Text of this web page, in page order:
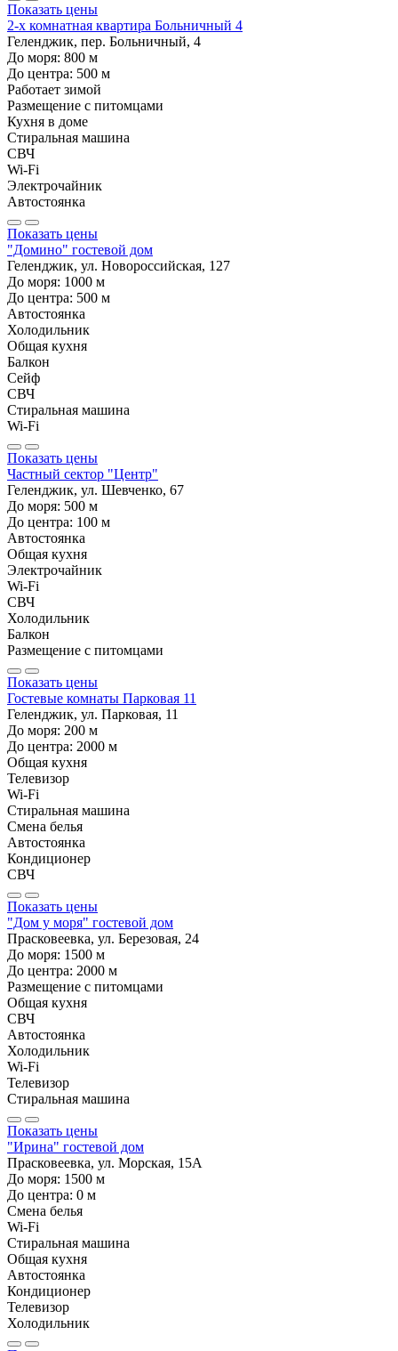
Показать цены
2-х комнатная квартира Больничный 4
Геленджик, пер. Больничный, 4
До моря: 800 м
До центра: 500 м
Работает зимой
Размещение с питомцами
Кухня в доме
Стиральная машина
СВЧ
Wi-Fi
Электрочайник
Автостоянка
Показать цены
"Домино" гостевой дом
Геленджик, ул. Новороссийская, 127
До моря: 1000 м
До центра: 500 м
Автостоянка
Холодильник
Общая кухня
Балкон
Сейф
СВЧ
Стиральная машина
Wi-Fi
Показать цены
Частный сектор "Центр"
Геленджик, ул. Шевченко, 67
До моря: 500 м
До центра: 100 м
Автостоянка
Общая кухня
Электрочайник
Wi-Fi
СВЧ
Холодильник
Балкон
Размещение с питомцами
Показать цены
Гостевые комнаты Парковая 11
Геленджик, ул. Парковая, 11
До моря: 200 м
До центра: 2000 м
Общая кухня
Телевизор
Wi-Fi
Стиральная машина
Смена белья
Автостоянка
Кондиционер
СВЧ
Показать цены
"Дом у моря" гостевой дом
Прасковеевка, ул. Березовая, 24
До моря: 1500 м
До центра: 2000 м
Размещение с питомцами
Общая кухня
СВЧ
Автостоянка
Холодильник
Wi-Fi
Телевизор
Стиральная машина
Показать цены
"Ирина" гостевой дом
Прасковеевка, ул. Морская, 15А
До моря: 1500 м
До центра: 0 м
Смена белья
Wi-Fi
Стиральная машина
Общая кухня
Автостоянка
Кондиционер
Телевизор
Холодильник